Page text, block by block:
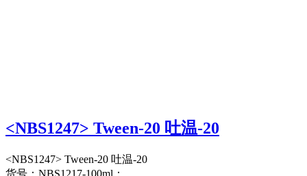
<NBS1247> Tween-20 吐温-20
<NBS1247> Tween-20 吐温-20
货号：NBS1217-100ml；